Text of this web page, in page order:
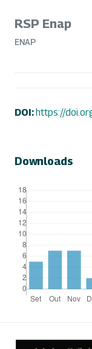
RSP Enap
ENAP
DOI:https://
Downloads